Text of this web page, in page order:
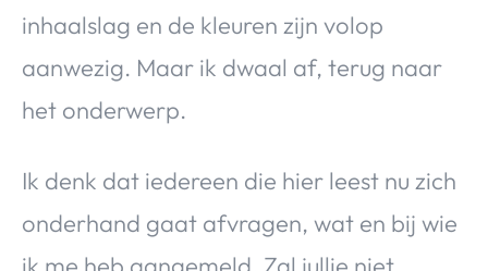
inhaalslag en de kleuren zijn volop
aanwezig. Maar ik dwaal af, terug naar
het onderwerp.
Ik denk dat iedereen die hier leest nu zich
onderhand gaat afvragen, wat en bij wie